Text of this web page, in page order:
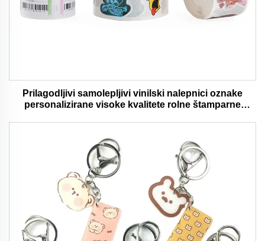
Prilagodljivi samolepljivi vinilski nalepnici oznake
personalizirane visoke kvalitete rolne štamparne